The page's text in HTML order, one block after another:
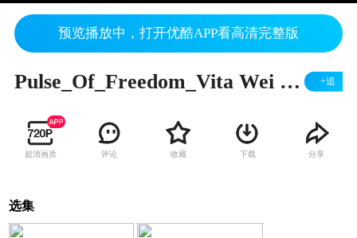
预览播放中，打开优酷APP看高清完整版
Pulse_Of_Freedom_Vita Wei 以现代舞表达自由精神 +追
超清画质 评论 收藏 下载 分享
选集